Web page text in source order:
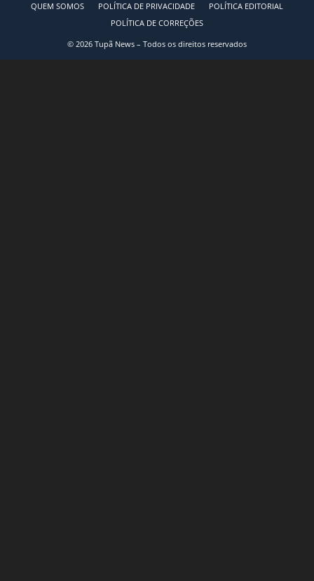
QUEM SOMOS POLÍTICA DE PRIVACIDADE
POLÍTICA EDITORIAL
POLÍTICA DE CORREÇÕES
© 2026 Tupã News – Todos os direitos reservados